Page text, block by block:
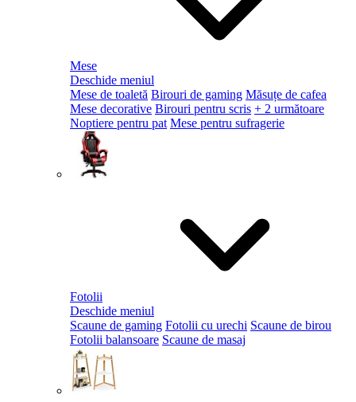
Mese
Deschide meniul
Mese de toaletă Birouri de gaming Măsuțe de cafea
Mese decorative Birouri pentru scris + 2 următoare
Noptiere pentru pat Mese pentru sufragerie
Fotolii
Deschide meniul
Scaune de gaming Fotolii cu urechi Scaune de birou
Fotolii balansoare Scaune de masaj